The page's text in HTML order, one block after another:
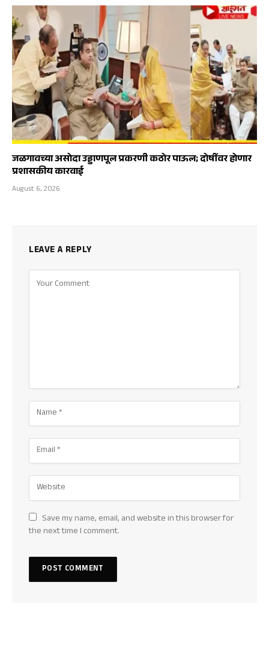
जळगावच्या असोदा उड्डाणपूल प्रकरणी कठोर पाऊल; दोषींवर होणार
प्रशासकीय कारवाई
August 6, 2026
LEAVE A REPLY
Save my name, email, and website in this browser for
the next time I comment.